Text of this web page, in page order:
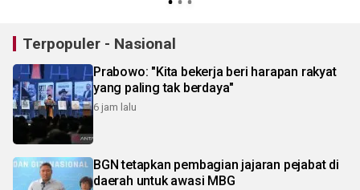
Terpopuler - Nasional
Prabowo: "Kita bekerja beri harapan rakyat
yang paling tak berdaya"
6 jam lalu
BGN tetapkan pembagian jajaran pejabat di
daerah untuk awasi MBG